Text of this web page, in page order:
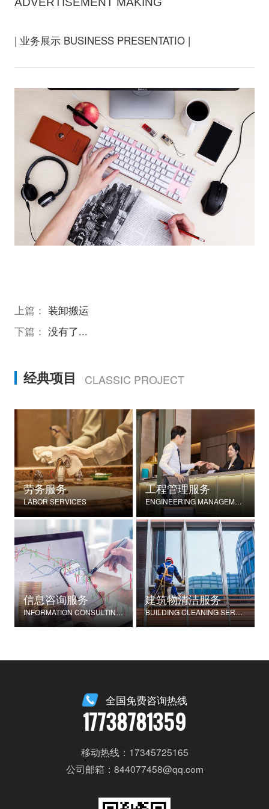
| 业务展示 BUSINESS PRESENTATIO |
上篇： 装卸搬运
下篇： 没有了...
经典项目 CLASSIC PROJECT
劳务服务
LABOR SERVICES
工程管理服务
ENGINEERING MANAGEMENT SERVICES
信息咨询服务
INFORMATION CONSULTING SERVICES
建筑物清洁服务
BUILDING CLEANING SERVICES
全国免费咨询热线
17738781359
移动热线：17345725165
公司邮箱：844077458@qq.com